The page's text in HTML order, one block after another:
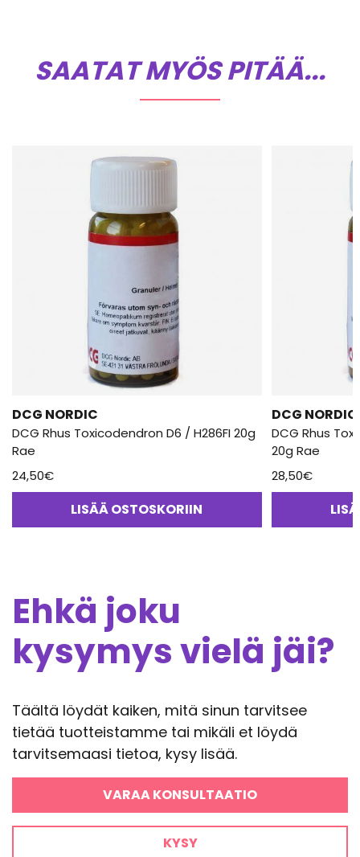
SAATAT MYÖS PITÄÄ...
DCG NORDIC
DCG Rhus Toxicodendron D6 / H286FI 20g
Rae
24,50€
LISÄÄ OSTOSKORIIN
DCG NORDIC
DCG Rhus
20g Rae
28,50€
Ehkä joku
kysymys vielä jäi?
Täältä löydät kaiken, mitä sinun tarvitsee
tietää tuotteistamme tai mikäli et löydä
tarvitsemaasi tietoa, kysy lisää.
VARAA KONSULTAATIO
KYSY